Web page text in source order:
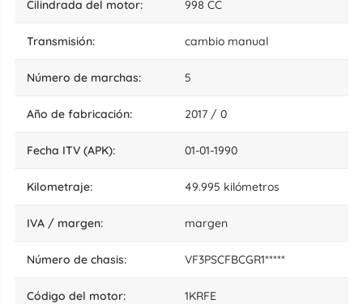
cilindrada del motor: 998 CC
transmisión: cambio manual
número de marchas: 5
año de fabricación: 2017 / 0
fecha ITV (APK): 01-01-1990
kilometraje: 49.995 kilómetros
IVA / margen: margen
número de chasis: VF3PSCFBCGR1*****
código del motor: 1KRFE